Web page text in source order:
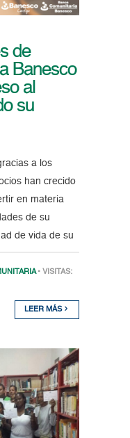
de
Banesco
al
su
a los
han crecido
en materia
de su
de vida de su
• VISITAS:
LEER MÁS